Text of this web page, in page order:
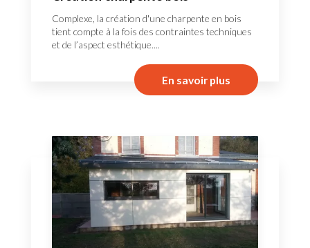
Complexe, la création d'une charpente en bois
tient compte à la fois des contraintes techniques
et de l’aspect esthétique....
En savoir plus